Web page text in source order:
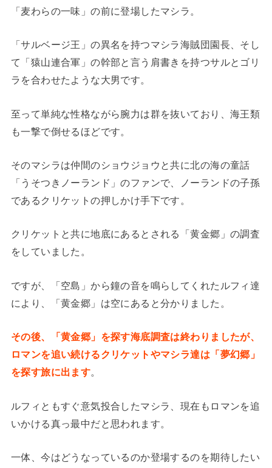
「麦わらの一味」の前に登場したマシラ。
「サルベージ王」の異名を持つマシラ海賊団園長、そし
て「猿山連合軍」の幹部と言う肩書きを持つサルとゴリ
ラを合わせたような大男です。
至って単純な性格ながら腕力は群を抜いており、海王類
も一撃で倒せるほどです。
そのマシラは仲間のショウジョウと共に北の海の童話
「うそつきノーランド」のファンで、ノーランドの子孫
であるクリケットの押しかけ手下です。
クリケットと共に地底にあるとされる「黄金郷」の調査
をしていました。
ですが、「空島」から鐘の音を鳴らしてくれたルフィ達
により、「黄金郷」は空にあると分かりました。
その後、「黄金郷」を探す海底調査は終わりましたが、
ロマンを追い続けるクリケットやマシラ達は「夢幻郷」
を探す旅に出ます。
ルフィともすぐ意気投合したマシラ、現在もロマンを追
いかける真っ最中だと思われます。
一体、今はどうなっているのか登場するのを期待したい